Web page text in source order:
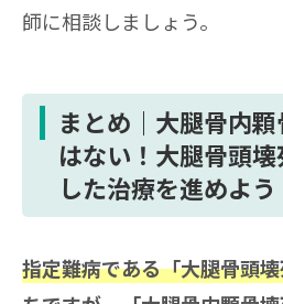
師に相談しましょう。
まとめ｜大腿骨内
はない！大腿骨頭
した治療を進めよう
指定難病である「大腿骨頭